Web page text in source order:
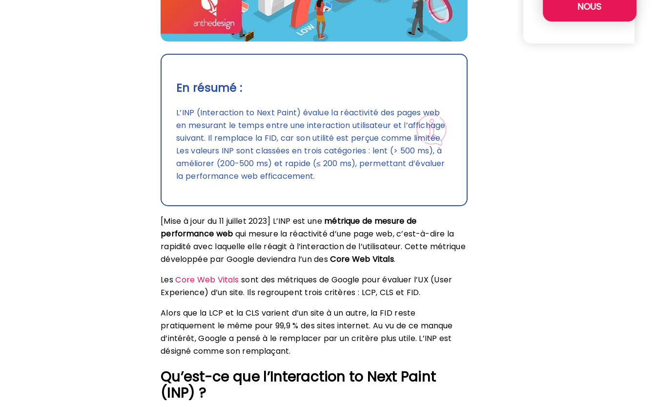
En résumé :
L’INP (Interaction to Next Paint) évalue la réactivité des pages web
en mesurant le temps entre une interaction utilisateur et l’affichage
suivant. Il remplace la FID, car son utilité est perçue comme limitée.
Les valeurs INP sont classées en trois catégories : lent (> 500 ms), à
améliorer (200-500 ms) et rapide (≤ 200 ms), permettant d’évaluer
la performance web efficacement.
[Mise à jour du 11 juillet 2023] L’INP est une métrique de mesure de
performance web qui mesure la réactivité d’une page web, c’est-à-dire la
rapidité avec laquelle elle réagit à l’interaction de l’utilisateur. Cette métrique
développée par Google deviendra l’un desCore Web Vitals.
LesCore Web Vitals sont des métriques de Google pour évaluer l’UX (User
Experience) d’un site. Ils regroupent trois critères : LCP, CLS et FID.
Alors que la LCP et la CLS varient d’un site à un autre, la FID reste
pratiquement le même pour 99,9 % des sites internet. Au vu de ce manque
d’intérêt, Google a pensé à le remplacer par un critère plus utile. L’INP est
désigné comme son remplaçant.
Qu’est-ce que l’Interaction to Next Paint
(INP) ?
NOUS